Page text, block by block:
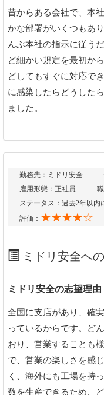
昔からある会社で、本
かな部署がいくつもあ
んぶ本社の指示に従う
ど細かい規定を最初か
どしてもすぐに対応で
に感染したらどうした
ました。
勤務先：ミドリ安全
雇用形態：正社員
ステータス：過去2年以内
評価： ★★★★☆
ミドリ安全へ
ミドリ安全の志望理
全国に支店があり、確
っているからです。ど
おり、営業することも
で、営業の楽しさを感
く、海外にも工場を持
数を生産できるため、